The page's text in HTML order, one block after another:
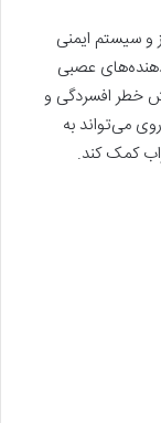
و سیستم ایمنی
عصبی
خطر افسردگی و
می‌تواند به
کمک کند.